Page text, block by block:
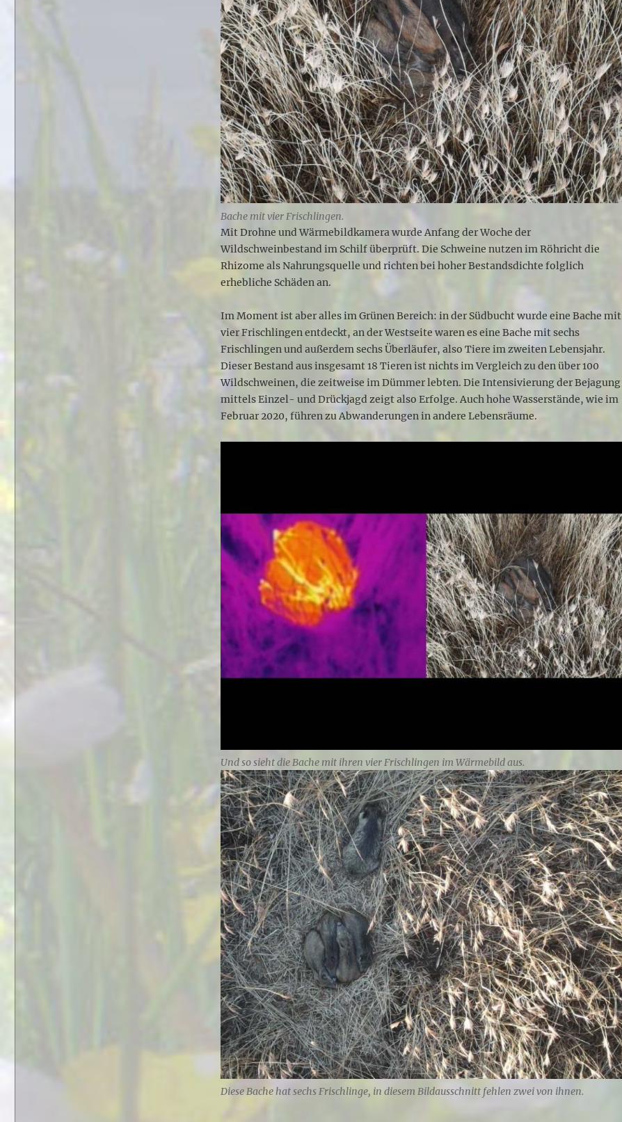
Bache mit vier Frischlingen.
Mit Drohne und Wärmebildkamera wurde Anfang der Woche der
Wildschweinbestand im Schilf überprüft. Die Schweine nutzen im Röhricht die
Rhizome als Nahrungsquelle und richten bei hoher Bestandsdichte folglich
erhebliche Schäden an.
Im Moment ist aber alles im Grünen Bereich: in der Südbucht wurde eine Bache mit
vier Frischlingen entdeckt, an der Westseite waren es eine Bache mit sechs
Frischlingen und außerdem sechs Überläufer, also Tiere im zweiten Lebensjahr.
Dieser Bestand aus insgesamt 18 Tieren ist nichts im Vergleich zu den über 100
Wildschweinen, die zeitweise im Dümmer lebten. Die Intensivierung der Bejagung
mittels Einzel- und Drückjagd zeigt also Erfolge. Auch hohe Wasserstände, wie im
Februar 2020, führen zu Abwanderungen in andere Lebensräume.
Und so sieht die Bache mit ihren vier Frischlingen im Wärmebild aus.
Diese Bache hat sechs Frischlinge, in diesem Bildausschnitt fehlen zwei von ihnen.